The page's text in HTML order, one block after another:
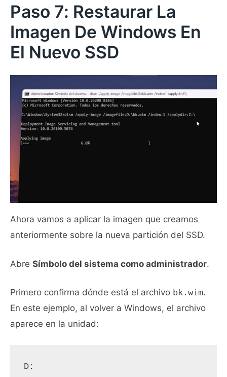
Paso 7: Restaurar La
Imagen De Windows En
El Nuevo SSD
Ahora vamos a aplicar la imagen que creamos
anteriormente sobre la nueva partición del SSD.
Abre Símbolo del sistema como administrador.
Primero confirma dónde está el archivo bk.wim.
En este ejemplo, al volver a Windows, el archivo
aparece en la unidad:
D: